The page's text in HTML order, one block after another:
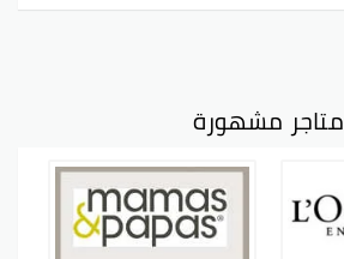
متاجر مشهورة